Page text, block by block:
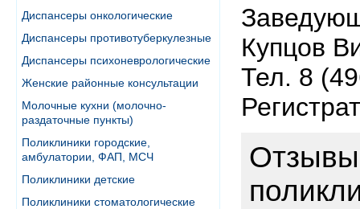
Диспансеры онкологические
Диспансеры противотуберкулезные
Диспансеры психоневрологические
Женские районные консультации
Молочные кухни (молочно-
раздаточные пункты)
Поликлиники городские,
амбулатории, ФАП, МСЧ
Поликлиники детские
Поликлиники стоматологические
Купцов
Тел. 8
Отзывы